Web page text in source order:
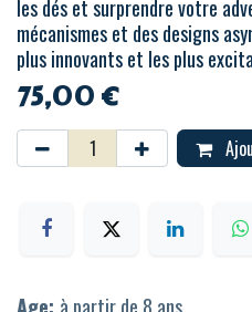
les dés et surprendre votre
mécanismes et des designs
plus innovants et les plus
75,00€
Age: à partir de 8 ans